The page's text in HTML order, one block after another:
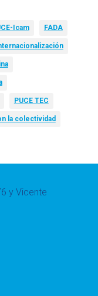
Icam FADA
PUCE TEC
la colectividad
y Vicente